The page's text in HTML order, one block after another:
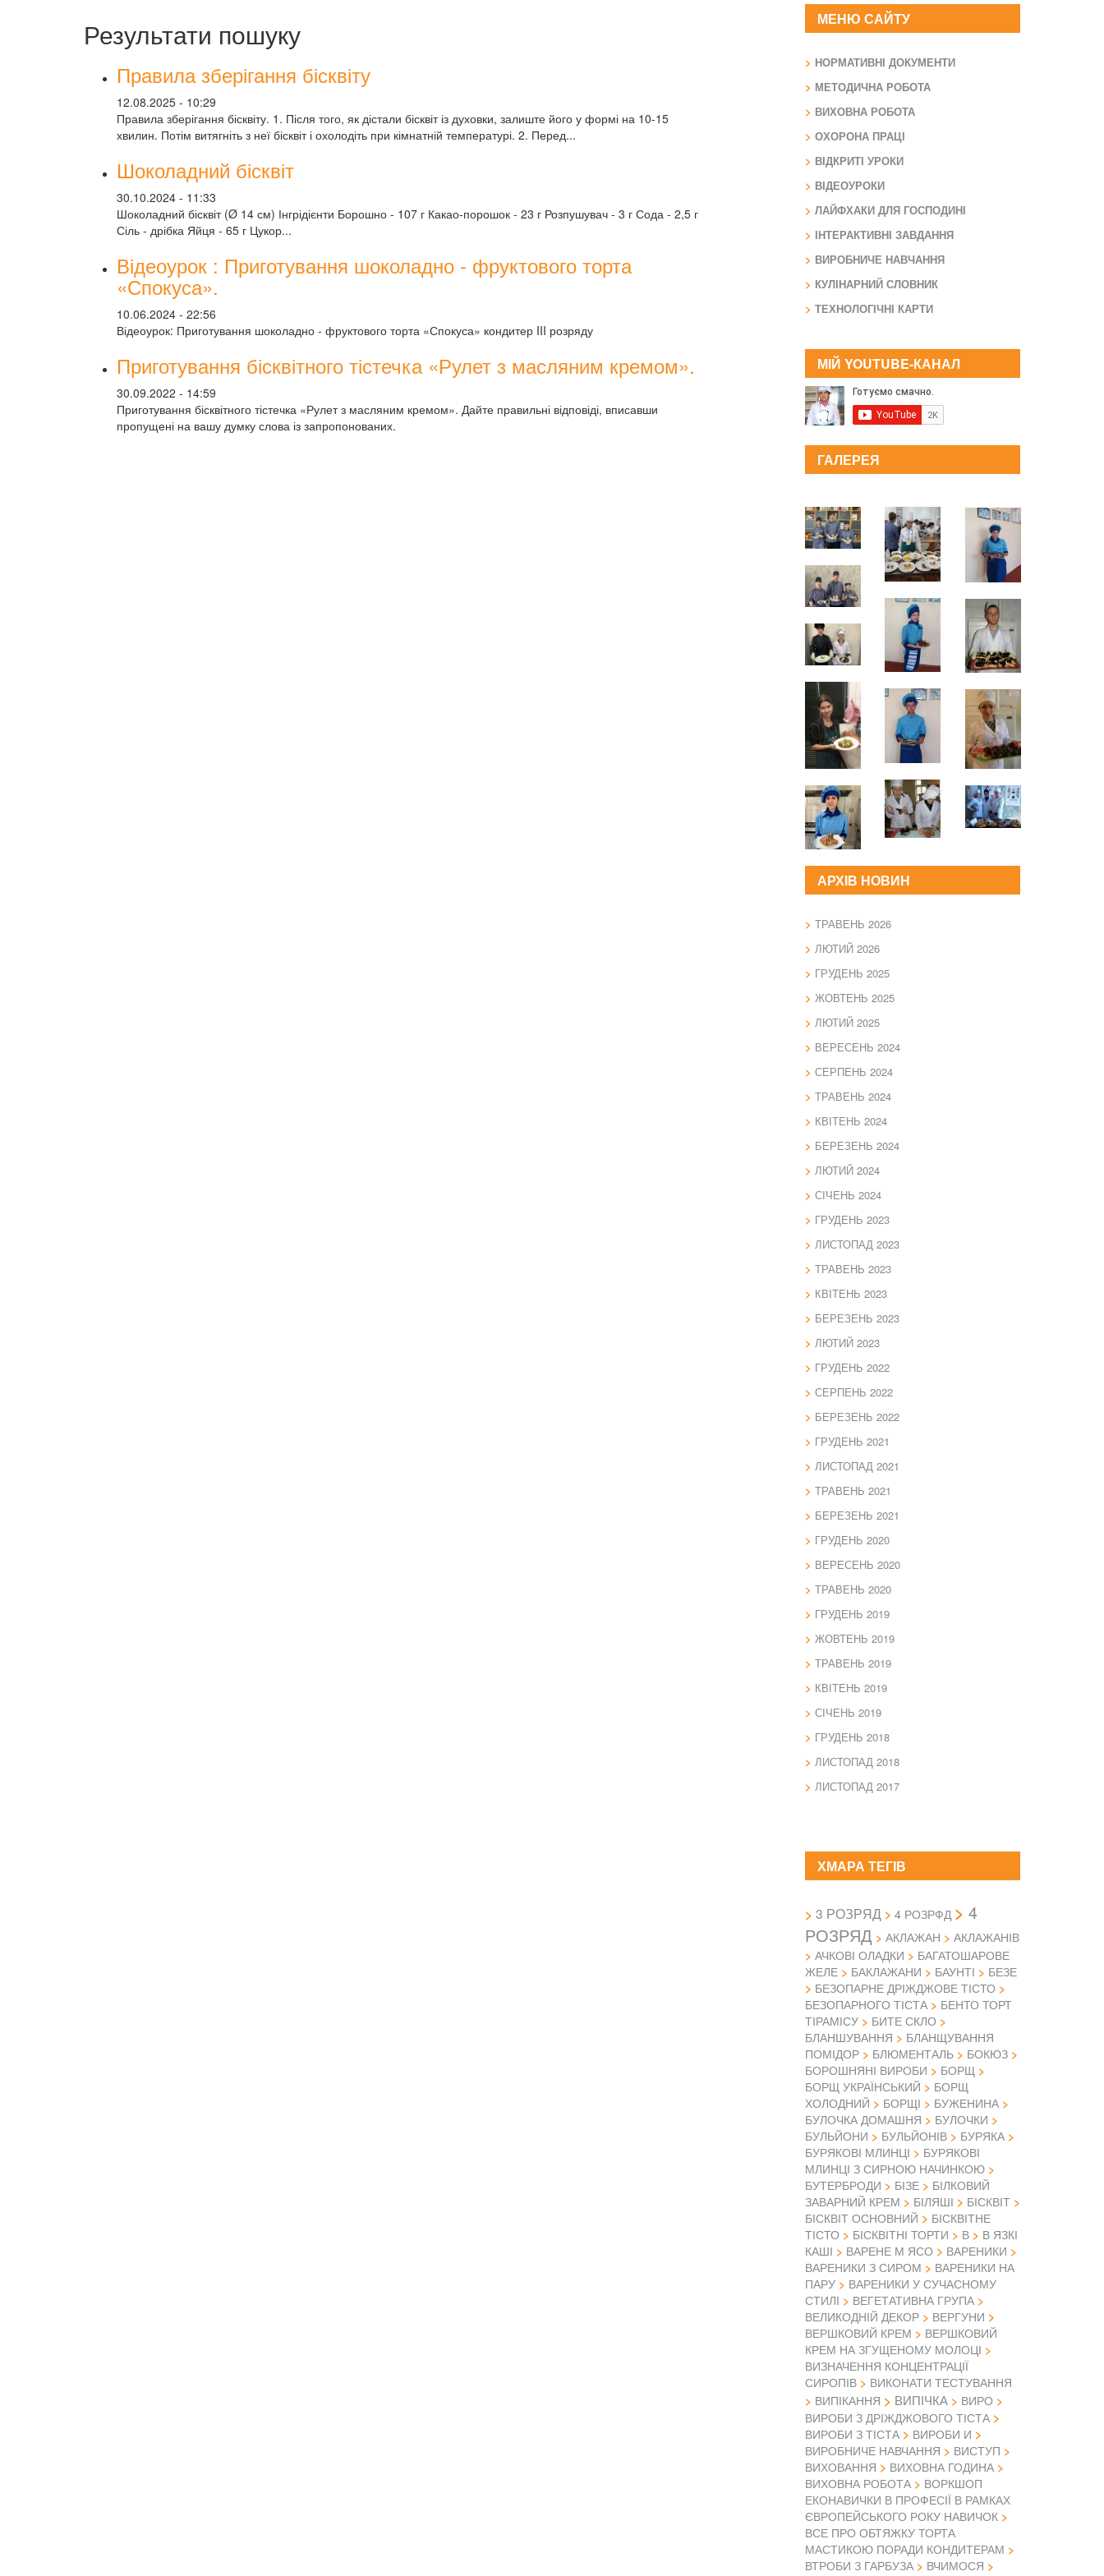
Результати пошуку
Правила зберігання бісквіту
12.08.2025 - 10:29
Правила зберігання бісквіту. 1. Після того, як дістали бісквіт із духовки, залиште його у формі на 10-15
хвилин. Потім витягніть з неї бісквіт і охолодіть при кімнатній температурі. 2. Перед...
Шоколадний бісквіт
30.10.2024 - 11:33
Шоколадний бісквіт (Ø 14 см) Інгрідієнти Борошно - 107 г Какао-порошок - 23 г Розпушувач - 3 г Сода - 2,5 г
Сіль - дрібка Яйця - 65 г Цукор...
Відеоурок : Приготування шоколадно - фруктового торта
«Спокуса».
10.06.2024 - 22:56
Відеоурок: Приготування шоколадно - фруктового торта «Спокуса» кондитер III розряду
Приготування бісквітного тістечка «Рулет з масляним кремом».
30.09.2022 - 14:59
Приготування бісквітного тістечка «Рулет з масляним кремом». Дайте правильні відповіді, вписавши
пропущені на вашу думку слова із запропонованих.
МЕНЮ САЙТУ
НОРМАТИВНІ ДОКУМЕНТИ
МЕТОДИЧНА РОБОТА
ВИХОВНА РОБОТА
ОХОРОНА ПРАЦІ
ВІДКРИТІ УРОКИ
ВІДЕОУРОКИ
ЛАЙФХАКИ ДЛЯ ГОСПОДИНІ
ІНТЕРАКТИВНІ ЗАВДАННЯ
ВИРОБНИЧЕ НАВЧАННЯ
КУЛІНАРНИЙ СЛОВНИК
ТЕХНОЛОГІЧНІ КАРТИ
МІЙ YOUTUBE-КАНАЛ
ГАЛЕРЕЯ
АРХІВ НОВИН
ТРАВЕНЬ 2026
ЛЮТИЙ 2026
ГРУДЕНЬ 2025
ЖОВТЕНЬ 2025
ЛЮТИЙ 2025
ВЕРЕСЕНЬ 2024
СЕРПЕНЬ 2024
ТРАВЕНЬ 2024
КВІТЕНЬ 2024
БЕРЕЗЕНЬ 2024
ЛЮТИЙ 2024
СІЧЕНЬ 2024
ГРУДЕНЬ 2023
ЛИСТОПАД 2023
ТРАВЕНЬ 2023
КВІТЕНЬ 2023
БЕРЕЗЕНЬ 2023
ЛЮТИЙ 2023
ГРУДЕНЬ 2022
СЕРПЕНЬ 2022
БЕРЕЗЕНЬ 2022
ГРУДЕНЬ 2021
ЛИСТОПАД 2021
ТРАВЕНЬ 2021
БЕРЕЗЕНЬ 2021
ГРУДЕНЬ 2020
ВЕРЕСЕНЬ 2020
ТРАВЕНЬ 2020
ГРУДЕНЬ 2019
ЖОВТЕНЬ 2019
ТРАВЕНЬ 2019
КВІТЕНЬ 2019
СІЧЕНЬ 2019
ГРУДЕНЬ 2018
ЛИСТОПАД 2018
ЛИСТОПАД 2017
ХМАРА ТЕГІВ
3 РОЗРЯД 4 РОЗРФД
4
РОЗРЯД
АКЛАЖАН
АКЛАЖАНІВ
АЧКОВІ ОЛАДКИ
БАГАТОШАРОВЕ
ЖЕЛЕ
БАКЛАЖАНИ БАУНТІ
БЕЗЕ
БЕЗОПАРНЕ ДРІЖДЖОВЕ ТІСТО
БЕЗОПАРНОГО ТІСТА
БЕНТО ТОРТ
ТІРАМІСУ
БИТЕ СКЛО
БЛАНШУВАННЯ
БЛАНЩУВАННЯ
ПОМІДОР
БЛЮМЕНТАЛЬ
БОКЮЗ
БОРОШНЯНІ ВИРОБИ
БОРЩ
БОРЩ УКРАЇНСЬКИЙ
БОРЩ
ХОЛОДНИЙ
БОРЩІ
БУЖЕНИНА
БУЛОЧКА ДОМАШНЯ
БУЛОЧКИ
БУЛЬЙОНИ
БУЛЬЙОНІВ
БУРЯКА
БУРЯКОВІ МЛИНЦІ
БУРЯКОВІ
МЛИНЦІ З СИРНОЮ НАЧИНКОЮ
БУТЕРБРОДИ
БІЗЕ
БІЛКОВИЙ
ЗАВАРНИЙ КРЕМ
БІЛЯШІ
БІСКВІТ
БІСКВІТ ОСНОВНИЙ
БІСКВІТНЕ
ТІСТО
БІСКВІТНІ ТОРТИ В
В ЯЗКІ
КАШІ
ВАРЕНЕ М ЯСО
ВАРЕНИКИ
ВАРЕНИКИ З СИРОМ
ВАРЕНИКИ НА
ПАРУ
ВАРЕНИКИ У СУЧАСНОМУ
СТИЛІ
ВЕГЕТАТИВНА ГРУПА
ВЕЛИКОДНІЙ ДЕКОР
ВЕРГУНИ
ВЕРШКОВИЙ КРЕМ
ВЕРШКОВИЙ
КРЕМ НА ЗГУЩЕНОМУ МОЛОЦІ
ВИЗНАЧЕННЯ КОНЦЕНТРАЦІЇ
СИРОПІВ
ВИКОНАТИ ТЕСТУВАННЯ
ВИПІКАННЯ
ВИПІЧКА
ВИРО
ВИРОБИ З ДРІЖДЖОВОГО ТІСТА
ВИРОБИ З ТІСТА
ВИРОБИ И
ВИРОБНИЧЕ НАВЧАННЯ
ВИСТУП
ВИХОВАННЯ
ВИХОВНА ГОДИНА
ВИХОВНА РОБОТА
ВОРКШОП
ЕКОНАВИЧКИ В ПРОФЕСІЇ В РАМКАХ
ЄВРОПЕЙСЬКОГО РОКУ НАВИЧОК
ВСЕ ПРО ОБТЯЖКУ ТОРТА
МАСТИКОЮ ПОРАДИ КОНДИТЕРАМ
ВТРОБИ З ГАРБУЗА
ВЧИМОСЯ